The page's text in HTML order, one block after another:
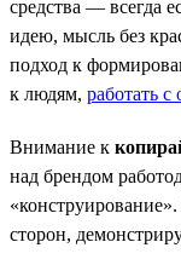
средства — всегда
идею, мысль без
подход к
к людям, работать с
Внимание к
над брендом
сторон,